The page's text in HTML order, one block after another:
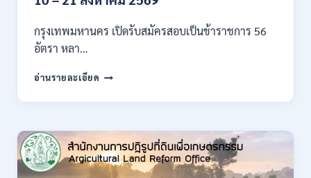
สมัคร
ONLINE
26
กรุงเทพมหานคร เปิดรับสมัครสอบเป็นข้าราชการ 56
อัตรา หลา…
อ่านรายละเอียด กรุงเทพมหานคร
รับ
สอบ
เป็น
ข้าราชการ
56